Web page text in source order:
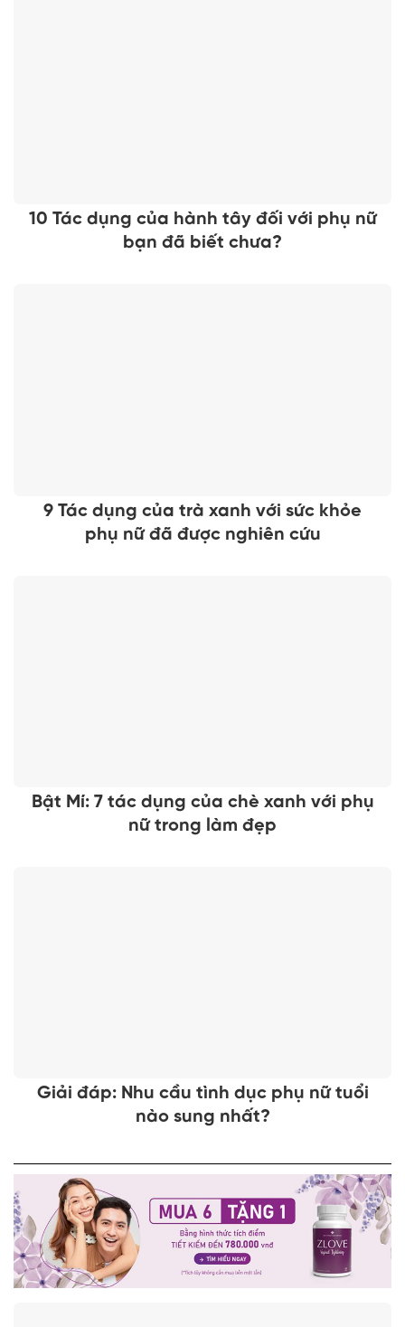
10 Tác dụng của hành tây đối với phụ nữ
bạn đã biết chưa?
9 Tác dụng của trà xanh với sức khỏe
phụ nữ đã được nghiên cứu
Bật Mí: 7 tác dụng của chè xanh với phụ
nữ trong làm đẹp
Giải đáp: Nhu cầu tình dục phụ nữ tuổi
nào sung nhất?